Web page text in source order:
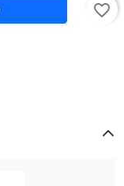
favorite_border